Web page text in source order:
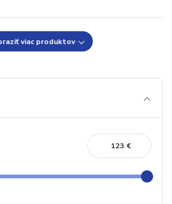
viac produktov
€